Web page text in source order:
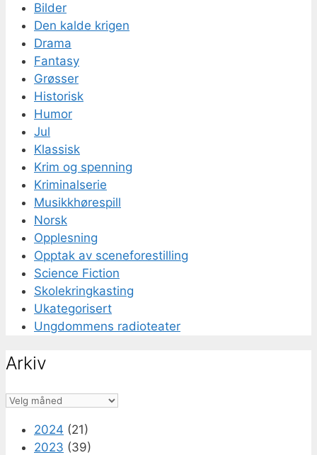
Bilder
Den kalde krigen
Drama
Fantasy
Grøsser
Historisk
Humor
Jul
Klassisk
Krim og spenning
Kriminalserie
Musikkhørespill
Norsk
Opplesning
Opptak av sceneforestilling
Science Fiction
Skolekringkasting
Ukategorisert
Ungdommens radioteater
Arkiv
Arkiv
2024 (21)
2023 (39)